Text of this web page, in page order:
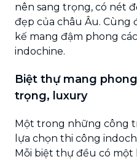
nên sang trọng, có nét
đẹp của châu Âu. Cùng
kế mang đậm phong
indochine.
Biệt thự mang
trọng, luxury
Một trong những công
lựa chọn thi công
Mỗi biệt thự đều có